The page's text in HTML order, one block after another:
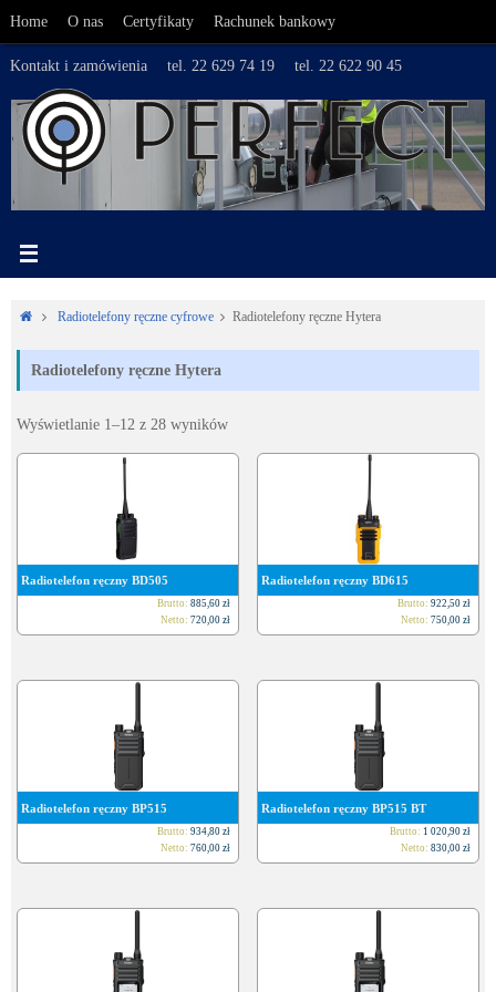
treści
Home O nas Certyfikaty Rachunek bankowy
Kontakt i zamówienia tel. 22 629 74 19 tel. 22 622 90 45
HomeRadiotelefony ręczne cyfrowe Radiotelefony ręczne Hytera
Radiotelefony ręczne Hytera
Wyświetlanie 1–12 z 28 wyników
Radiotelefon ręczny BD505
Brutto: 885,60 zł
Netto: 720,00 zł
Radiotelefon ręczny BD615
Brutto: 922,50 zł
Netto: 750,00 zł
Radiotelefon ręczny BP515
Brutto: 934,80 zł
Netto: 760,00 zł
Radiotelefon ręczny BP515 BT
Brutto: 1 020,90 zł
Netto: 830,00 zł